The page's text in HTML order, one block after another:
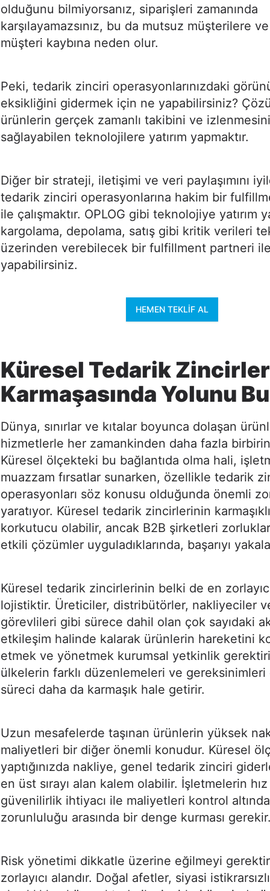
olduğunu bilmiyorsanız, siparişleri zamanında
karşılayamazsınız, bu da mutsuz müşterilere
müşteri kaybına neden olur.
Peki, tedarik zinciri operasyonlarınızdaki
eksikliğini gidermek için ne yapabilirsiniz?
ürünlerin gerçek zamanlı takibini ve izlenmesini
sağlayabilen teknolojilere yatırım yapmaktır.
Diğer bir strateji, iletişimi ve veri paylaşımını
tedarik zinciri operasyonlarına hakim bir
ile çalışmaktır. OPLOG gibi teknolojiye yatırım
kargolama, depolama, satış gibi kritik verileri
üzerinden verebilecek bir fulfillment partneri
yapabilirsiniz.
HEMEN TEKLIF AL
Küresel Tedarik
Karmaşasında Yolunu
Dünya, sınırlar ve kıtalar boyunca dolaşan
hizmetlerle her zamankinden daha fazla
Küresel ölçekteki bu bağlantıda olma hali,
muazzam fırsatlar sunarken, özellikle tedarik
operasyonları söz konusu olduğunda önemli
yaratıyor. Küresel tedarik zincirlerinin
korkutucu olabilir, ancak B2B şirketleri
etkili çözümler uyguladıklarında, başarıyı
Küresel tedarik zincirlerinin belki de en
lojistiktir. Üreticiler, distribütörler, nakliyeciler
görevlileri gibi sürece dahil olan çok sayıdaki
etkileşim halinde kalarak ürünlerin hareketini
etmek ve yönetmek kurumsal yetkinlik
ülkelerin farklı düzenlemeleri ve gereksinimleri
süreci daha da karmaşık hale getirir.
Uzun mesafelerde taşınan ürünlerin yüksek
maliyetleri bir diğer önemli konudur. Küresel
yaptığınızda nakliye, genel tedarik zinciri
en üst sırayı alan kalem olabilir. İşletmelerin
güvenilirlik ihtiyacı ile maliyetleri kontrol
zorunluluğu arasında bir denge kurması gerekir.
Risk yönetimi dikkatle üzerine eğilmeyi
zorlayıcı alandır. Doğal afetler, siyasi